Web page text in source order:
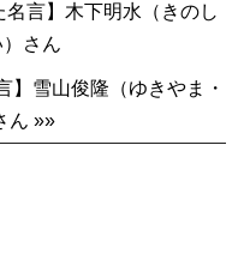
言】木下明水（きのし
さん
】雪山俊隆（ゆきやま・
ん »»